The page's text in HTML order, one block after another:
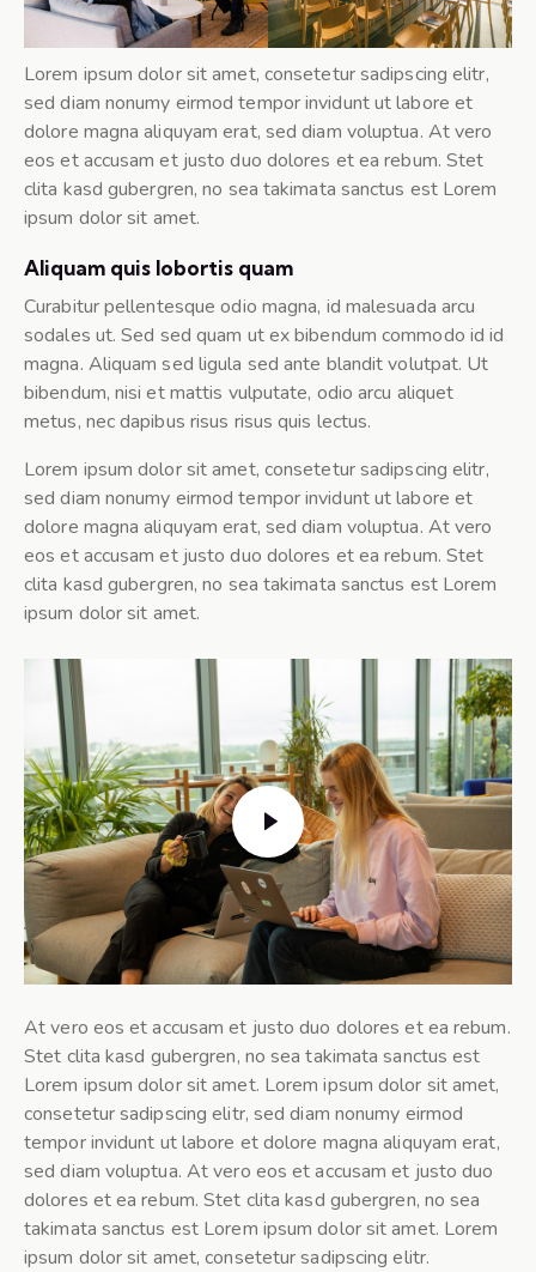
Lorem ipsum dolor sit amet, consetetur sadipscing elitr,
sed diam nonumy eirmod tempor invidunt ut labore et
dolore magna aliquyam erat, sed diam voluptua. At vero
eos et accusam et justo duo dolores et ea rebum. Stet
clita kasd gubergren, no sea takimata sanctus est Lorem
ipsum dolor sit amet.
Aliquam quis lobortis quam
Curabitur pellentesque odio magna, id malesuada arcu
sodales ut. Sed sed quam ut ex bibendum commodo id id
magna. Aliquam sed ligula sed ante blandit volutpat. Ut
bibendum, nisi et mattis vulputate, odio arcu aliquet
metus, nec dapibus risus risus quis lectus.
Lorem ipsum dolor sit amet, consetetur sadipscing elitr,
sed diam nonumy eirmod tempor invidunt ut labore et
dolore magna aliquyam erat, sed diam voluptua. At vero
eos et accusam et justo duo dolores et ea rebum. Stet
clita kasd gubergren, no sea takimata sanctus est Lorem
ipsum dolor sit amet.
At vero eos et accusam et justo duo dolores et ea rebum.
Stet clita kasd gubergren, no sea takimata sanctus est
Lorem ipsum dolor sit amet. Lorem ipsum dolor sit amet,
consetetur sadipscing elitr, sed diam nonumy eirmod
tempor invidunt ut labore et dolore magna aliquyam erat,
sed diam voluptua. At vero eos et accusam et justo duo
dolores et ea rebum. Stet clita kasd gubergren, no sea
takimata sanctus est Lorem ipsum dolor sit amet. Lorem
ipsum dolor sit amet, consetetur sadipscing elitr.